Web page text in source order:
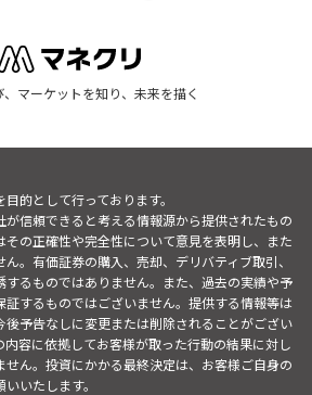
、マーケットを知り、未来を描く
的として行っております。
信頼できると考える情報源から提供されたもの
の正確性や完全性について意見を表明し、また
。有価証券の購入、売却、デリバティブ取引、
するものではありません。また、過去の実績や予
するものではございません。提供する情報等は
予告なしに変更または削除されることがござい
内容に依拠してお客様が取った行動の結果に対し
ん。投資にかかる最終決定は、お客様ご自身の
いたします。